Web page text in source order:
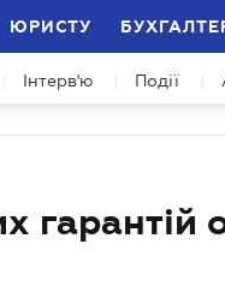
ЮРИСТУ
Інтерв'ю Події
гарантій